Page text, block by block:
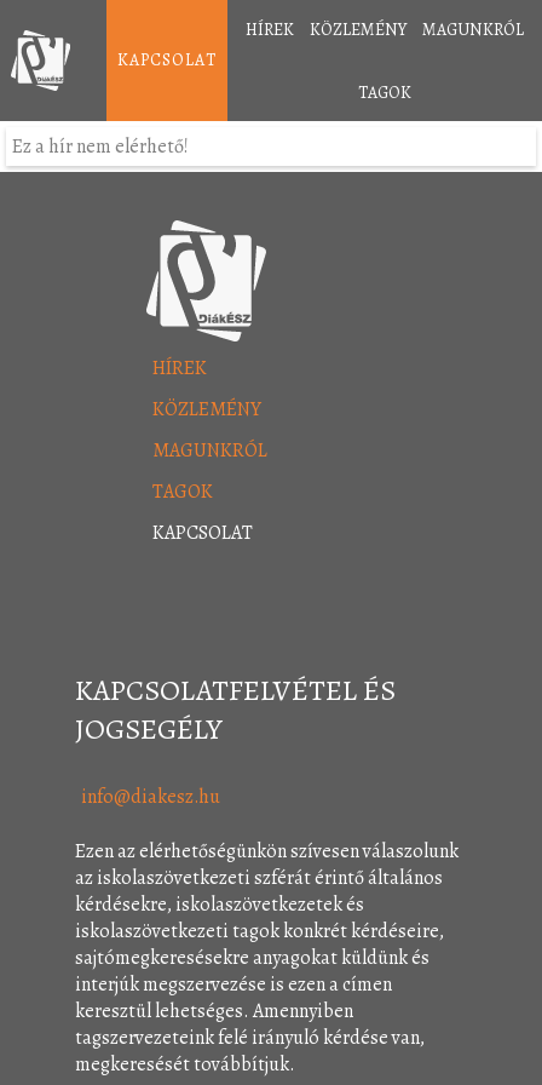
KAPCSOLAT
HÍREK KÖZLEMÉNY MAGUNKRÓL
TAGOK
Ez a hír nem elérhető!
HÍREK
KÖZLEMÉNY
MAGUNKRÓL
TAGOK
KAPCSOLAT
KAPCSOLATFELVÉTEL ÉS
JOGSEGÉLY
info@diakesz.hu
Ezen az elérhetőségünkön szívesen válaszolunk
az iskolaszövetkezeti szférát érintő általános
kérdésekre, iskolaszövetkezetek és
iskolaszövetkezeti tagok konkrét kérdéseire,
sajtómegkeresésekre anyagokat küldünk és
interjúk megszervezése is ezen a címen
keresztül lehetséges. Amennyiben
tagszervezeteink felé irányuló kérdése van,
megkeresését továbbítjuk.